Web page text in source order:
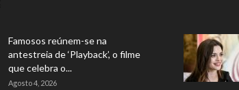
Famosos reúnem-se na
antestreia de ‘Playback’, o filme
que celebra o...
Agosto 4, 2026